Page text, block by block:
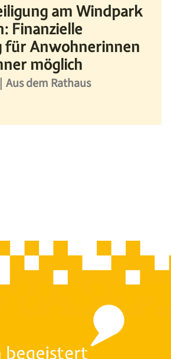
am Windpark
Finanzielle
für Anwohnerinnen
möglich
| Aus dem Rathaus